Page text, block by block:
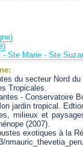
- Ste Marie - Ste
du secteur Nord
Tropicales.
- Conservatoire
jardin tropical.
milieux et
(2007).
exotiques à la